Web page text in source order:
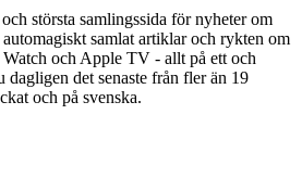
största samlingssida för nyheter om
samlat artiklar och rykten om
och Apple TV - allt på ett och
dagligen det senaste från fler än 19
och på svenska.